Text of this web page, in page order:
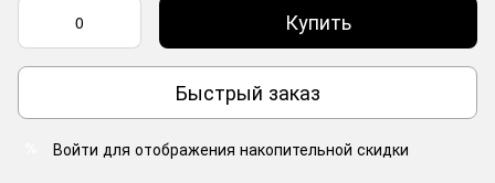
Купить
Быстрый заказ
Войти для отображения накопительной скидки